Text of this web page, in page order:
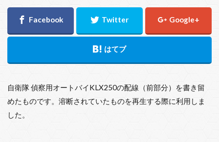
自衛隊 偵察用オートバイKLX250の配線（前部分）を書き留
めたものです。溶断されていたものを再生する際に利用しま
した。